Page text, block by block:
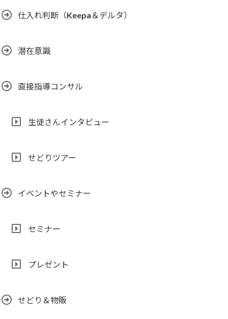
仕入れ判断（Keepa＆デルタ）
潜在意識
直接指導コンサル
生徒さんインタビュー
せどりツアー
イベントやセミナー
セミナー
プレゼント
せどり＆物販